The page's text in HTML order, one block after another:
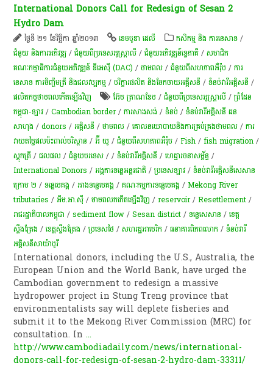
International Donors Call for Redesign of Sesan 2
Hydro Dam
ថ្ងៃទី ២១ ខែវិច្ឆិកា ឆ្នាំ២០១៣ ខេមបូឌា ដេលី កសិកម្ម​ និង​ ការ​នេ​សាទ​ /
ជំនួយ និងការអភិវឌ្ឍ /ជំនួយពីប្រទេសអូស្ត្រាលី /ជំនួយអភិវឌ្ឍន៍ទ្វេភាគី /សមាជិក
គណៈកម្មាធិការជំនួយអភិវឌ្ឍន៍ ឌីអេស៊ី (DAC) /ថាមពល /ជំនួយពីសហភាពអឺរ៉ុប /ការ
នេសាទ ការចិញ្ចឹមត្រី និងជលវប្បកម្ម /បរិក្ខារផលិត និងចែកចាយអគ្គីសនី /ទំនប់​វា​រី​អគ្គិសនី​ /
ផលិតកម្មថាមពលកើតឡើងវិញ
អ៊ែម ត្រាណឌែម /ជំនួយពីប្រទេសអូស្ត្រាលី /ព្រំ​ដែន​
កម្ពុជា​-ឡាវ​ /Cambodian border/ការសាងសង់ /ទំនប់ /ទំនប់​វារីអគ្គិសនី ដន​
សាហុង /donors /អគ្គិសនី /ថាមពល /គោលនយោបាយ​និង​ការគ្រប់គ្រង​ថាមពល /ការ
វាយតម្លៃផលប៉ះពាល់បរិស្ថាន /អ៊ី យូ /ជំនួយពីសហភាពអឺរ៉ុប /Fish /fish migration /
ស្តុក​ត្រី /ជលផល /​ជំ​នួយបរទេស //ទំនប់វារីអគ្គិសនី /ហេដ្ឋារចនាសម្ព័ន្ធ /
International Donors /​​អង្គការទន្លេ​អន្តរជាតិ​ /ប្រទេសឡាវ /ទំនប់​វា​រី​អគ្គិស​នី​សេ​សាន​
ក្រោម​ ២​ /ទន្លេមេគង្គ /អាងទន្លេមេគង្គ /គណៈកម្មការ​ទន្លេ​មេគង្គ /Mekong River
tributaries /អឹម.អា.ស៊ី /ថាមពលកកើតឡើងវិញ /reservoir/Resettlement /
រាជរដ្ឋាភិបាលកម្ពុជា /sediment flow /Sesan district /ទន្លេ​សេសាន /ខេត្ត
ស្ទឹងត្រែង /ខេត្តស្ទឹងត្រែង /ប្រទេសថៃ /សហរដ្ឋអាមេរិក /ធនាគារពិភពលោក /ទំនប់​វារី
អគ្គិសនី​សាយ៉ាបូរី
International donors, including the U.S., Australia, the
European Union and the World Bank, have urged the
Cambo­dian government to redesign a massive
hydropower project in Stung Treng province that
environmentalists say will deplete fisheries and
submit it to the Mekong River Commission (MRC) for
consultation. In...
http://www.cambodiadaily.com/news/international-
donors-call-for-redesign-of-sesan-2-hydro-dam-33311/